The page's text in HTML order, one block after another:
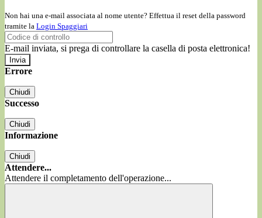
Non hai una e-mail associata al nome utente? Effettua il reset della password
tramite la Login Spaggiari
E-mail inviata, si prega di controllare la casella di posta elettronica!
Errore
Chiudi
Successo
Chiudi
Informazione
Chiudi
Attendere...
Attendere il completamento dell'operazione...